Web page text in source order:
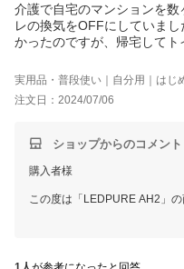
介護で自宅のマンションを
レの換気をOFFにしていま
かったのですが、帰宅してト
違う何か説明の付かない匂
ら、オゾン消臭機を買う等し
は消えません。こちらを見
た。使い始めてまだ2日です
実用品・普段使い｜自分用｜はじ
注文日：2024/07/06
ショップからのコメント
購入者様
この度は「LEDPURE AH2」